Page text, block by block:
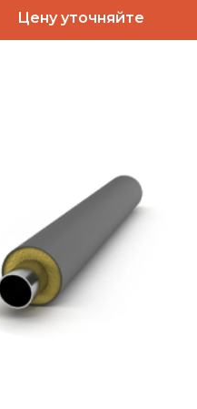
Цену уточняйте